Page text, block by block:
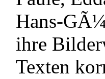
Hans-
ihre
Texten